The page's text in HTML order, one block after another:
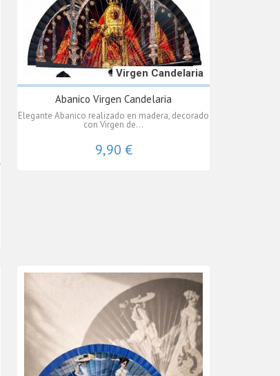
Virgen Candelaria
Abanico Virgen Candelaria
Elegante Abanico realizado en madera, decorado
con Virgen de...
9,90 €